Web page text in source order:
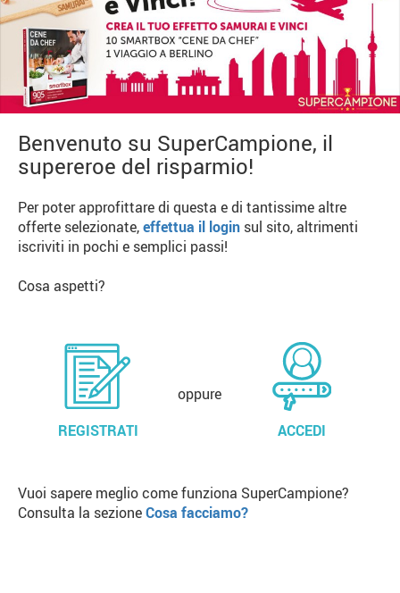
Benvenuto su SuperCampione, il
supereroe del risparmio!
Per poter approfittare di questa e di tantissime altre
offerte selezionate,effettua il login sul sito, altrimenti
iscriviti in pochi e semplici passi!
Cosa aspetti?
REGISTRATI
oppure
ACCEDI
Vuoi sapere meglio come funziona SuperCampione?
Consulta la sezioneCosa facciamo?